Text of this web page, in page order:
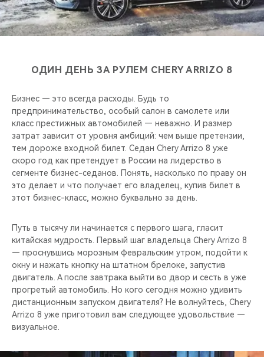
CHERY И СПОРТ
CHERY ДЛЯ ДЕТЕЙ
ОДИН ДЕНЬ ЗА РУЛЕМ CHERY ARRIZO 8
Бизнес — это всегда расходы. Будь то
предпринимательство, особый салон в самолете или
класс престижных автомобилей — неважно. И размер
затрат зависит от уровня амбиций: чем выше претензии,
тем дороже входной билет. Седан Chery Arrizo 8 уже
скоро год как претендует в России на лидерство в
сегменте бизнес-седанов. Понять, насколько по праву он
это делает и что получает его владелец, купив билет в
этот бизнес-класс, можно буквально за день.
Путь в тысячу ли начинается с первого шага, гласит
китайская мудрость. Первый шаг владельца Chery Arrizo 8
— проснувшись морозным февральским утром, подойти к
окну и нажать кнопку на штатном брелоке, запустив
двигатель. А после завтрака выйти во двор и сесть в уже
прогретый автомобиль. Но кого сегодня можно удивить
дистанционным запуском двигателя? Не волнуйтесь, Chery
Arrizo 8 уже приготовил вам следующее удовольствие —
визуальное.